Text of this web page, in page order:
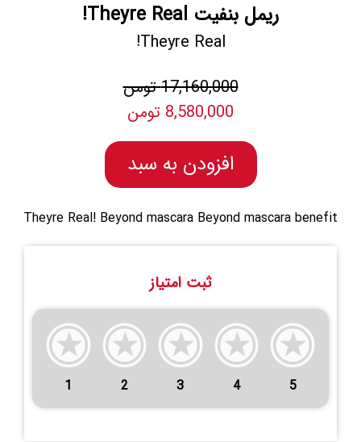
ریمل بنفیت Theyre Real!
Theyre Real!
17,160,000 تومن
8,580,000 تومن
افزودن به سبد
Theyre Real! Beyond mascara Beyond mascara benefit
ثبت امتیاز
1 2 3 4 5